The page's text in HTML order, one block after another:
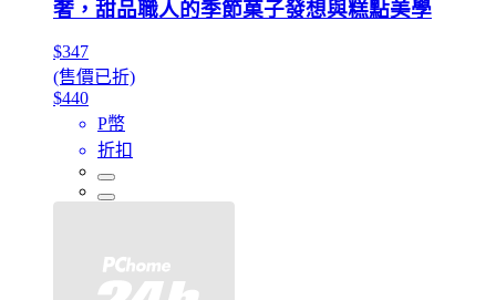
奢，甜品職人的季節菓子發想與糕點美學
$347
(售價已折)
$440
P幣
折扣